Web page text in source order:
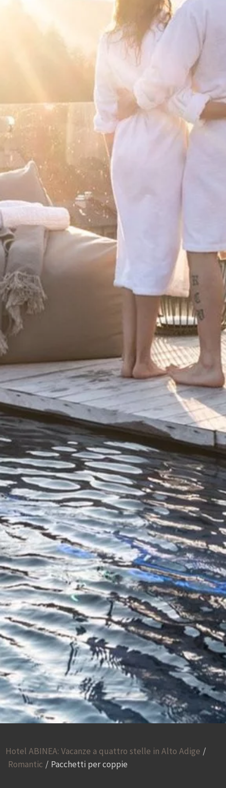
Hotel ABINEA: Vacanze a quattro stelle in Alto Adige /
Romantic / Pacchetti per coppie